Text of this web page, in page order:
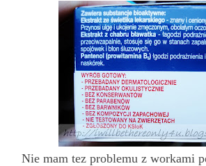
Nie mam tez problemu z workami